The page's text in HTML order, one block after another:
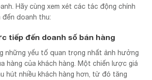
Hãy cùng xem xét các tác động chính
doanh thu:
tiếp đến doanh số bán hàng
những yếu tố quan trọng nhất ảnh hưởng
hàng của khách hàng. Một chiến lược giá
hút nhiều khách hàng hơn, từ đó tăng